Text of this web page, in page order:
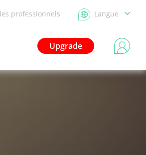
professionnels Langue
Upgrade